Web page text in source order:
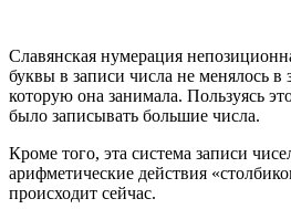
Славянская нумерация
буквы в записи числа не менялось в
которую она занимала. Пользуясь
было записывать большие числа.
Кроме того, эта система записи
арифметические действия
происходит сейчас.